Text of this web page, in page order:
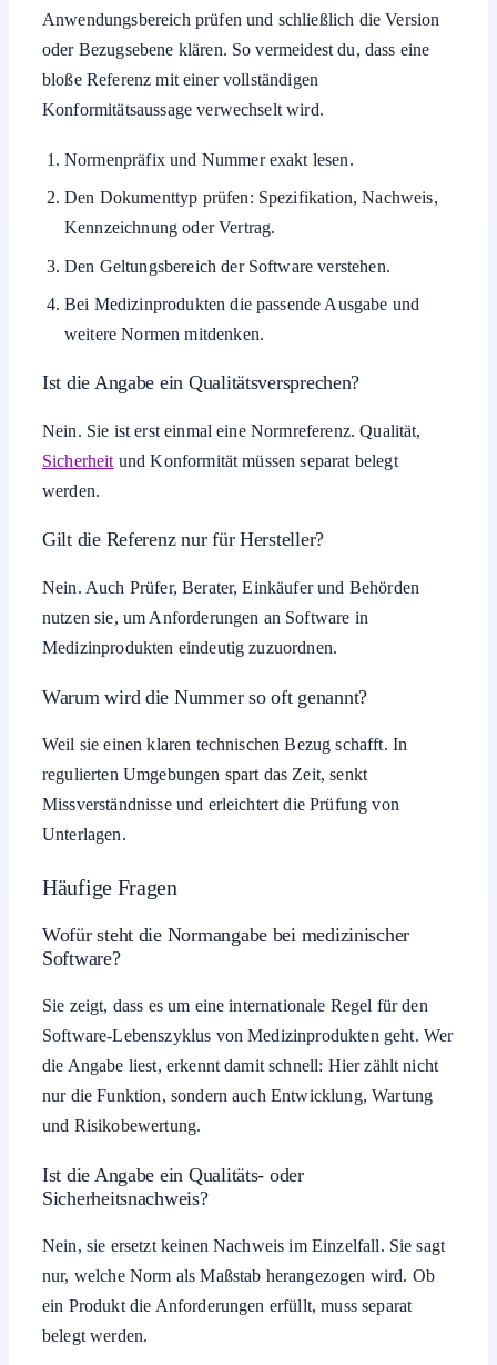
Anwendungsbereich prüfen und schließlich die Version
oder Bezugsebene klären. So vermeidest du, dass eine
bloße Referenz mit einer vollständigen
Konformitätsaussage verwechselt wird.
Normenpräfix und Nummer exakt lesen.
Den Dokumenttyp prüfen: Spezifikation, Nachweis,
Kennzeichnung oder Vertrag.
Den Geltungsbereich der Software verstehen.
Bei Medizinprodukten die passende Ausgabe und
weitere Normen mitdenken.
Ist die Angabe ein Qualitätsversprechen?
Nein. Sie ist erst einmal eine Normreferenz. Qualität,
Sicherheit und Konformität müssen separat belegt
werden.
Gilt die Referenz nur für Hersteller?
Nein. Auch Prüfer, Berater, Einkäufer und Behörden
nutzen sie, um Anforderungen an Software in
Medizinprodukten eindeutig zuzuordnen.
Warum wird die Nummer so oft genannt?
Weil sie einen klaren technischen Bezug schafft. In
regulierten Umgebungen spart das Zeit, senkt
Missverständnisse und erleichtert die Prüfung von
Unterlagen.
Häufige Fragen
Wofür steht die Normangabe bei medizinischer
Software?
Sie zeigt, dass es um eine internationale Regel für den
Software-Lebenszyklus von Medizinprodukten geht. Wer
die Angabe liest, erkennt damit schnell: Hier zählt nicht
nur die Funktion, sondern auch Entwicklung, Wartung
und Risikobewertung.
Ist die Angabe ein Qualitäts- oder
Sicherheitsnachweis?
Nein, sie ersetzt keinen Nachweis im Einzelfall. Sie sagt
nur, welche Norm als Maßstab herangezogen wird. Ob
ein Produkt die Anforderungen erfüllt, muss separat
belegt werden.